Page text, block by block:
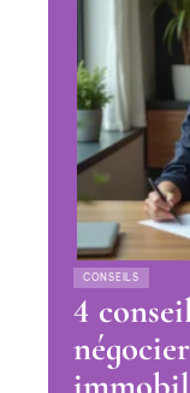
CONSEILS
4